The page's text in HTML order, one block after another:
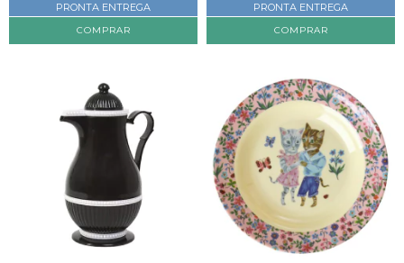
PRONTA ENTREGA PRONTA ENTREGA